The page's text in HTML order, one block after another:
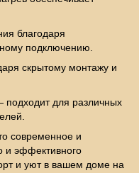
благодаря
подключению.
скрытому монтажу и
для различных
современное и
и эффективного
и уют в вашем доме на